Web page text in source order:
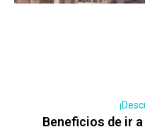
Beneficios de ir